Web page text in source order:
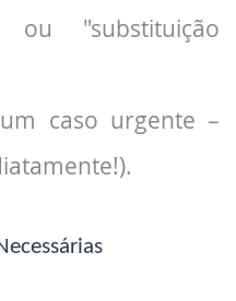
ou "substituição
caso urgente –